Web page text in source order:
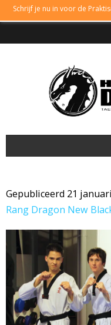
Schrijf je nu in voor de
LESTIJDEN
LIDMAATSCHAP
TAEKWONDO
BRAZILIAN JIU JITSU
AGENDA
Gepubliceerd 21
Rang Dragon New